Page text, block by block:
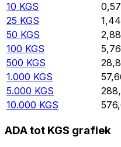
10 KGS
25 KGS
50 KGS
100 KGS
500 KGS
1.000 KGS
5.000 KGS
10.000 KGS
ADA tot KGS grafiek